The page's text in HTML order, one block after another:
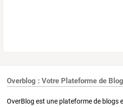
Overblog : Votre Plateforme de
OverBlog est une plateforme de blogs